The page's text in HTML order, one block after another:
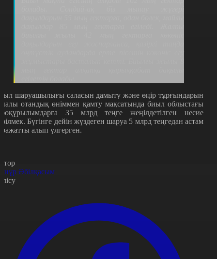
шаруашылығы саласын дамыту және өңір тұрғындарын
отандық өніммен қамту мақсатында биыл облыстағы
35 млрд теңге жеңілдетілген несие
Бүгінге дейін жүздеген шаруа 5 млрд теңгедан астам
алып үлгерген.
Әбілқасым